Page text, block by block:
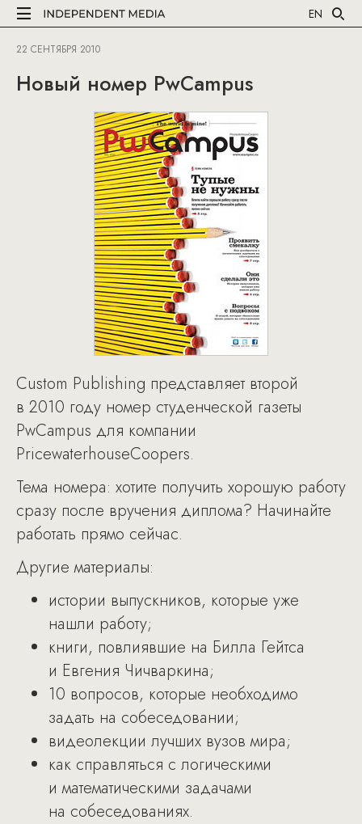
EN
22 СЕНТЯБРЯ 2010
Новый номер PwCampus
Custom Publishing представляет второй
в 2010 году номер студенческой газеты
PwCampus для компании
PricewaterhouseCoopers.
Тема номера: хотите получить хорошую работу
сразу после вручения диплома? Начинайте
работать прямо сейчас.
Другие материалы:
истории выпускников, которые уже
нашли работу;
книги, повлиявшие на Билла Гейтса
и Евгения Чичваркина;
10 вопросов, которые необходимо
задать на собеседовании;
видеолекции лучших вузов мира;
как справляться с логическими
и математическими задачами
на собеседованиях.